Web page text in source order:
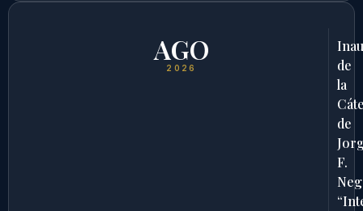
AGO
2026
de
la
de
F.